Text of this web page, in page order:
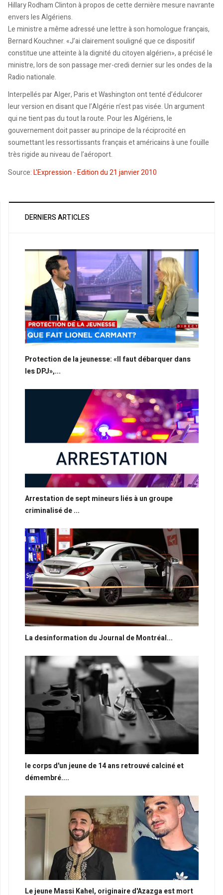
Hillary Rodham Clinton à propos de cette dernière mesure navrante
envers les Algériens.
Le ministre a même adressé une lettre à son homologue français,
Bernard Kouchner. «J’ai clairement souligné que ce dispositif
constitue une atteinte à la dignité du citoyen algérien», a précisé le
ministre, lors de son passage mer-credi dernier sur les ondes de la
Radio nationale.
Interpellés par Alger, Paris et Washington ont tenté d’édulcorer
leur version en disant que l’Algérie n’est pas visée. Un argument
qui ne tient pas du tout la route. Pour les Algériens, le
gouvernement doit passer au principe de la réciprocité en
soumettant les ressortissants français et américains à une fouille
très rigide au niveau de l’aéroport.
Source:L'Expression - Edition du 21 janvier 2010
DERNIERS ARTICLES
Protection de la jeunesse: «Il faut débarquer dans
les DPJ»,...
Arrestation de sept mineurs liés à un groupe
criminalisé de ...
La desinformation du Journal de Montréal...
le corps d'un jeune de 14 ans retrouvé calciné et
démembré....
Le jeune Massi Kahel, originaire d'Azazga est mort